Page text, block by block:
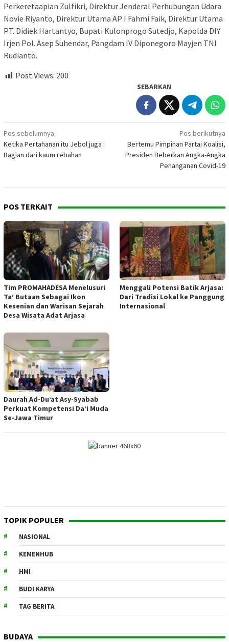
Perkeretaapian Zulfikri, Direktur Jenderal Perhubungan Udara
Novie Riyanto, Direktur Utama AP I Fahmi Faik, Direktur Utama
PT. Didiek Hartantyo, Bupati Kulonprogo Sutedjo, Kapolda DIY
Irjen Pol. Asep Suhendar, Pangdam IV Diponegoro Mayjen TNI
Rudianto.
Post Views: 200
SEBARKAN
Navigasi
pos
Pos sebelumnya
Ketika Pertahanan itu Jebol juga :
Bagian dari kaum rebahan
Pos berikutnya
Bertemu Pimpinan Partai Koalisi,
Presiden Beberkan Angka-Angka
Penanganan Covid-19
POS TERKAIT
Tim PROMAHADESA Menelusuri
Ta’ Butaan Sebagai Ikon
Kesenian dan Warisan Sejarah
Desa Wisata Adat Arjasa
Menggali Potensi Batik Arjasa:
Dari Tradisi Lokal ke Panggung
Internasional
Daurah Ad-Du’at Asy-Syabab
Perkuat Kompetensi Da’i Muda
Se-Jawa Timur
TOPIK POPULER
NASIONAL
KEMENHUB
HMI
BUDI KARYA
TAG BERITA
BUDAYA